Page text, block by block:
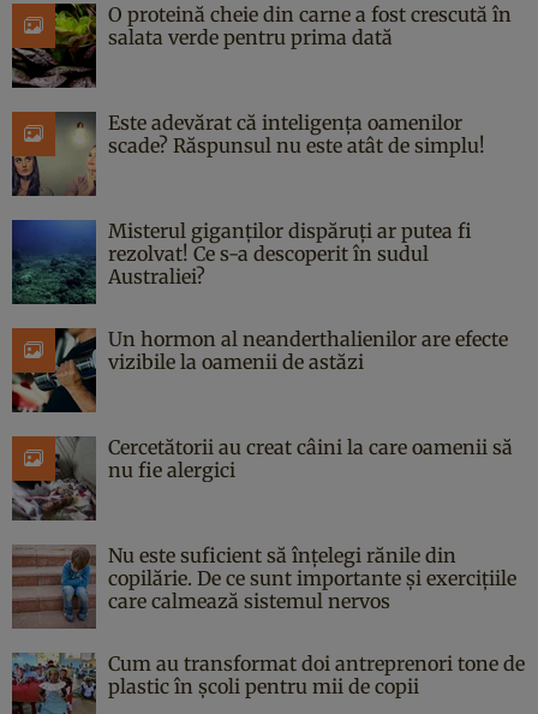
O proteină cheie din carne a fost crescută în
salata verde pentru prima dată
Este adevărat că inteligența oamenilor
scade? Răspunsul nu este atât de simplu!
Misterul giganților dispăruți ar putea fi
rezolvat! Ce s-a descoperit în sudul
Australiei?
Un hormon al neanderthalienilor are efecte
vizibile la oamenii de astăzi
Cercetătorii au creat câini la care oamenii să
nu fie alergici
Nu este suficient să înțelegi rănile din
copilărie. De ce sunt importante și exercițiile
care calmează sistemul nervos
Cum au transformat doi antreprenori tone de
plastic în școli pentru mii de copii